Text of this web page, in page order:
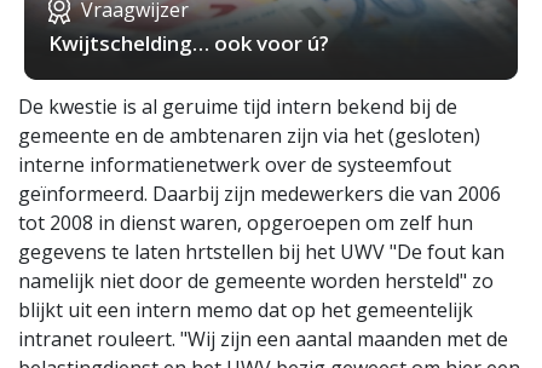
Vraagwijzer
Kwijtschelding… ook voor ú?
De kwestie is al geruime tijd intern bekend bij de
gemeente en de ambtenaren zijn via het (gesloten)
interne informatienetwerk over de systeemfout
geïnformeerd. Daarbij zijn medewerkers die van 2006
tot 2008 in dienst waren, opgeroepen om zelf hun
gegevens te laten hrtstellen bij het UWV "De fout kan
namelijk niet door de gemeente worden hersteld" zo
blijkt uit een intern memo dat op het gemeentelijk
intranet rouleert. "Wij zijn een aantal maanden met de